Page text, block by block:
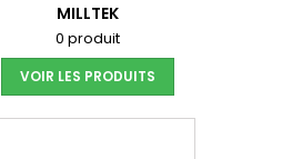
MILLTEK
0 produit
VOIR LES PRODUITS